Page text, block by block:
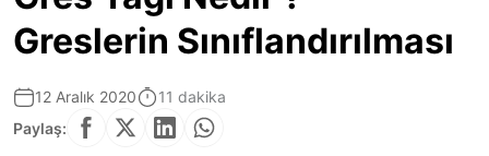
Greslerin Sınıflandırılması
12 Aralık 2020
11 dakika
Paylaş: